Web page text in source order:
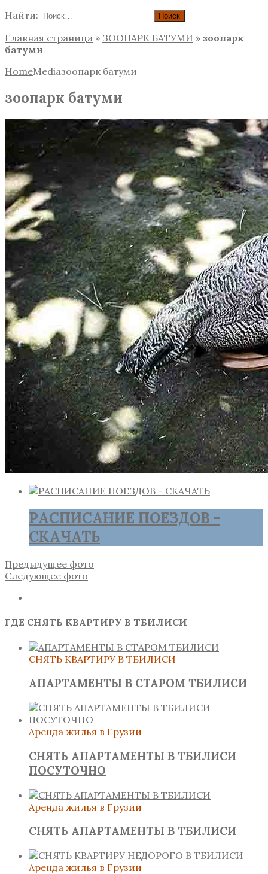
Найти:
Главная страница » ЗООПАРК БАТУМИ » зоопарк
батуми
HomeMediaзоопарк батуми
зоопарк батуми
РАСПИСАНИЕ ПОЕЗДОВ -
СКАЧАТЬ
Предыдущее фото
Следующее фото
ГДЕ СНЯТЬ КВАРТИРУ В ТБИЛИСИ
СНЯТЬ КВАРТИРУ В ТБИЛИСИ
АПАРТАМЕНТЫ В СТАРОМ ТБИЛИСИ
Аренда жилья в Грузии
СНЯТЬ АПАРТАМЕНТЫ В ТБИЛИСИ
ПОСУТОЧНО
Аренда жилья в Грузии
СНЯТЬ АПАРТАМЕНТЫ В ТБИЛИСИ
Аренда жилья в Грузии